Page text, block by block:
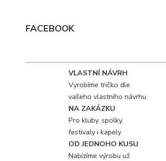
FACEBOOK
VLASTNÍ NÁVRH
Vyrobíme tričko dle
vašeho vlastního návrhu
NA ZAKÁZKU
Pro kluby, spolky,
festivaly i kapely
OD JEDNOHO KUSU
Nabízíme výrobu už